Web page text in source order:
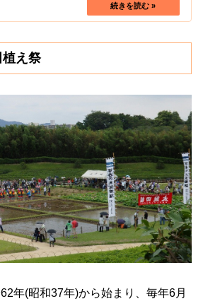
後だけの限られた期間しか見ること...
植え祭
年(昭和37年)から始まり、毎年6月